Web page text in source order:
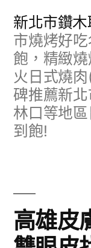
新北市鑽
市燒烤好
飽，精緻
火日式燒
碑推薦新
林口等地
到飽!
高雄皮